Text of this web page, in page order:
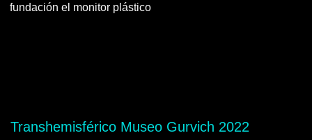
fundación el monitor plástico
Transhemisférico Museo Gurvich 2022